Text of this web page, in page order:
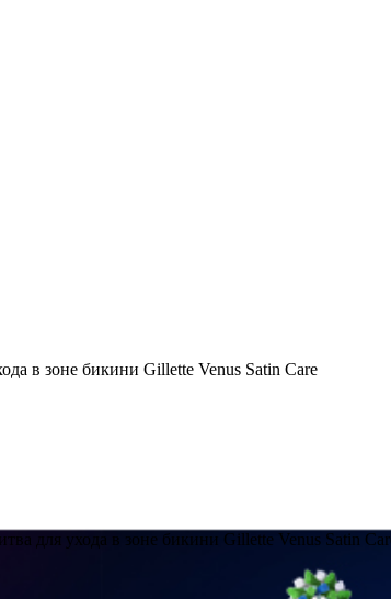
в зоне бикини Gillette Venus Satin Care
для ухода в зоне бикини Gillette Venus Satin